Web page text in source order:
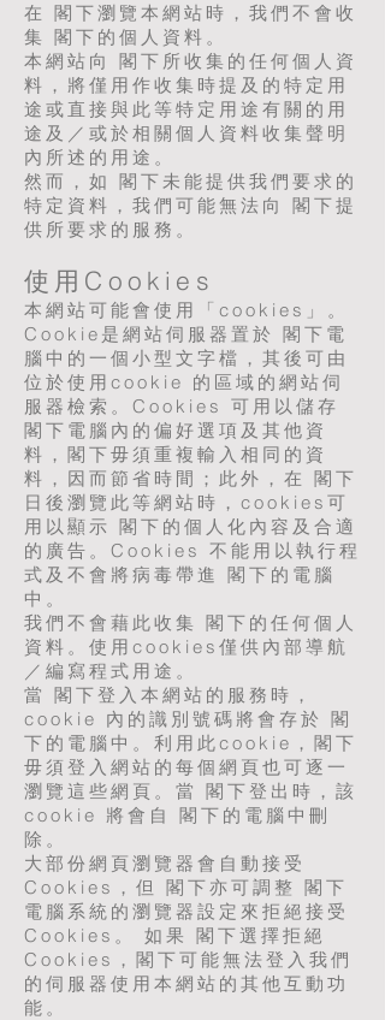
在 閣下瀏覽本網站時，我們不會收
集 閣下的個人資料。
本網站向 閣下所收集的任何個人資
料，將僅用作收集時提及的特定用
途或直接與此等特定用途有關的用
途及／或於相關個人資料收集聲明
內所述的用途。
然而，如 閣下未能提供我們要求的
特定資料，我們可能無法向 閣下提
供所要求的服務。
使用Cookies
本網站可能會使用「cookies」。
Cookie是網站伺服器置於 閣下電
腦中的一個小型文字檔，其後可由
位於使用cookie 的區域的網站伺
服器檢索。Cookies 可用以儲存
閣下電腦內的偏好選項及其他資
料，閣下毋須重複輸入相同的資
料，因而節省時間；此外，在 閣下
日後瀏覽此等網站時，cookies可
用以顯示 閣下的個人化內容及合適
的廣告。Cookies 不能用以執行程
式及不會將病毒帶進 閣下的電腦
中。
我們不會藉此收集 閣下的任何個人
資料。使用cookies僅供內部導航
／編寫程式用途。
當 閣下登入本網站的服務時，
cookie 內的識別號碼將會存於 閣
下的電腦中。利用此cookie，閣下
毋須登入網站的每個網頁也可逐一
瀏覽這些網頁。當 閣下登出時，該
cookie 將會自 閣下的電腦中刪
除。
大部份網頁瀏覽器會自動接受
Cookies，但 閣下亦可調整 閣下
電腦系統的瀏覽器設定來拒絕接受
Cookies。 如果 閣下選擇拒絕
Cookies，閣下可能無法登入我們
的伺服器使用本網站的其他互動功
能。